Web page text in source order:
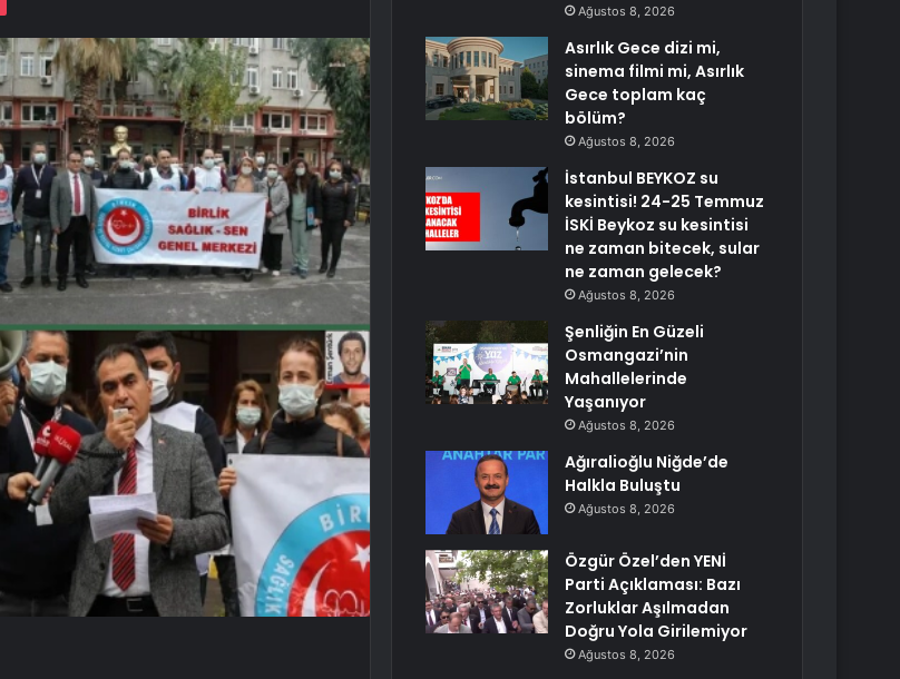
Ağustos 8, 2026
Asırlık Gece dizi mi,
sinema filmi mi, Asırlık
Gece toplam kaç
bölüm?
Ağustos 8, 2026
İstanbul BEYKOZ su
kesintisi! 24-25 Temmuz
İSKİ Beykoz su kesintisi
ne zaman bitecek, sular
ne zaman gelecek?
Ağustos 8, 2026
Şenliğin En Güzeli
Osmangazi’nin
Mahallelerinde
Yaşanıyor
Ağustos 8, 2026
Ağıralioğlu Niğde’de
Halkla Buluştu
Ağustos 8, 2026
Özgür Özel’den YENİ
Parti Açıklaması: Bazı
Zorluklar Aşılmadan
Doğru Yola Girilemiyor
Ağustos 8, 2026